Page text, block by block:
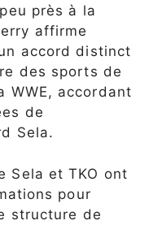
près à la
affirme
accord distinct
des sports de
WWE, accordant
de
Sela.
Sela et TKO ont
pour
structure de